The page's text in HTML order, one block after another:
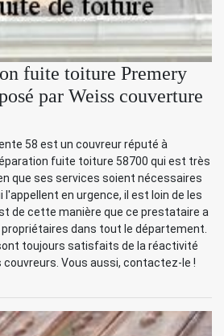
fuite toiture Premery
par Weiss couverture
58 est un couvreur réputé à
fuite toiture 58700 qui est très
que ses services soient nécessaires
en urgence, il est loin de les
de cette manière que ce prestataire a
dans tout le département.
toujours satisfaits de la réactivité
Vous aussi, contactez-le !